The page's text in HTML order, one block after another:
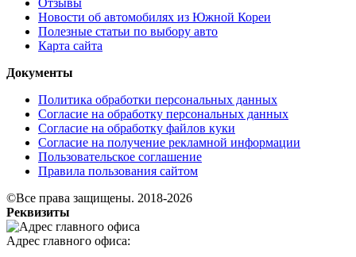
Новости об автомобилях из Южной Кореи
Полезные статьи по выбору авто
Карта сайта
Документы
Политика обработки персональных данных
Согласие на обработку персональных данных
Согласие на обработку файлов куки
Согласие на получение рекламной информации
Пользовательское соглашение
Правила пользования сайтом
©Все права защищены. 2018-2026
Реквизиты
Адрес главного офиса: